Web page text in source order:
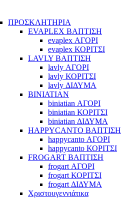
ΠΡΟΣΚΛΗΤΗΡΙΑ
EVAPLEX ΒΑΠΤΙΣΗ
evaplex ΑΓΟΡΙ
evaplex ΚΟΡΙΤΣΙ
LAVLY ΒΑΠΤΙΣΗ
lavly ΑΓΟΡΙ
lavly ΚΟΡΙΤΣΙ
lavly ΔΙΔΥΜΑ
BINIATIAN
biniatian ΑΓΟΡΙ
biniatian ΚΟΡΙΤΣΙ
biniatian ΔΙΔΥΜΑ
HAPPYCANTO ΒΑΠΤΙΣΗ
happycanto ΑΓΟΡΙ
happycanto ΚΟΡΙΤΣΙ
FROGART ΒΑΠΤΙΣΗ
frogart ΑΓΟΡΙ
frogart ΚΟΡΙΤΣΙ
frogart ΔΙΔΥΜΑ
Χριστουγεννιάτικα